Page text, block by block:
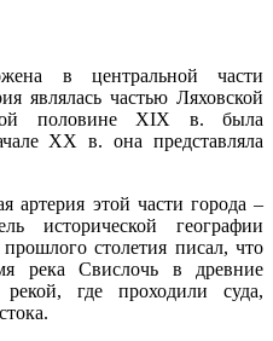
в центральной части
являлась частью Ляховской
половине XIX в. была
XX в. она представляла
артерия этой части города –
исторической географии
столетия писал, что
река Свислочь в древние
где проходили суда,